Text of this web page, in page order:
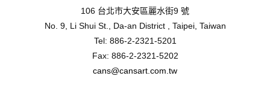
106 台北市大安區麗水街9 號
No. 9, Li Shui St., Da-an District , Taipei, Taiwan
Tel: 886-2-2321-5201
Fax: 886-2-2321-5202
cans@cansart.com.tw